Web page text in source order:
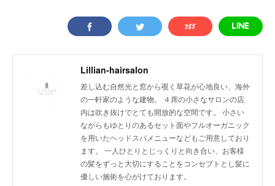
Lillian-hairsalon
差し込む自然光と窓から覗く草花が心地良い、海外
の一軒家のような建物。 ４席の小さなサロンの店
内は吹き抜けでとても開放的な空間です。 小さい
ながらもゆとりのあるセット面やフルオーガニック
を用いたヘッドスパメニューなどもご用意しており
ます。 一人ひとりとじっくりと向き合い、お客様
の髪をずっと大切にすることをコンセプトとし髪に
優しい施術を心がけております。